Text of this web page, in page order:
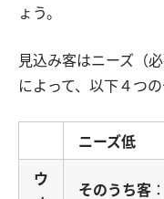
ょう。
見込み客はニーズ（
によって、以下４つ
ニーズ低
ウ
そのうち客